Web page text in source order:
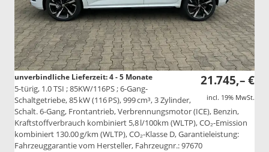
21.745,– €
incl. 19% MwSt.
unverbindliche Lieferzeit: 4 - 5 Monate
5-türig, 1.0 TSI ; 85KW/116PS ; 6-Gang-
Schaltgetriebe, 85 kW (116 PS), 999 cm³, 3 Zylinder,
Schalt. 6-Gang, Frontantrieb, Verbrennungsmotor (ICE), Benzin,
Kraftstoffverbrauch kombiniert 5,8 l/100km (WLTP), CO₂-Emission
kombiniert 130.00 g/km (WLTP), CO₂-Klasse D, Garantieleistung:
Fahrzeuggarantie vom Hersteller, Fahrzeugnr.: 97670